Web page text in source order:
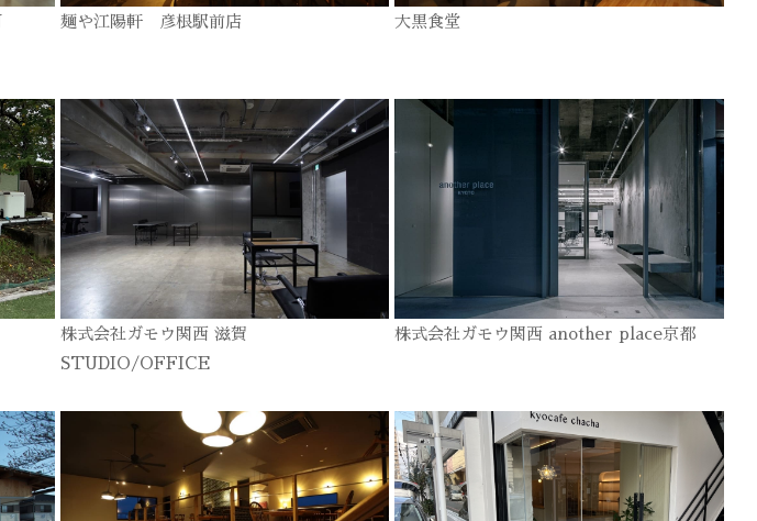
麺や江陽軒 彦根駅前店 大黒食堂
株式会社ガモウ関西 滋賀
STUDIO/OFFICE
株式会社ガモウ関西 another place京都